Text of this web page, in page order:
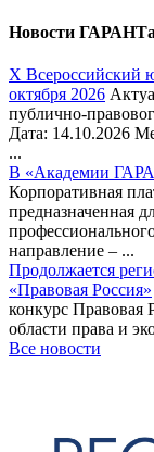
Новости ГАРАНТа
Х Всероссийский
октября 2026
публично-
Дата: 14.10.2026
...
В «Академии
Корпоративная
предназначенная
направление – ...
Продолжается
«Правовая Россия»
конкурс Правовая
области права и
Все новости